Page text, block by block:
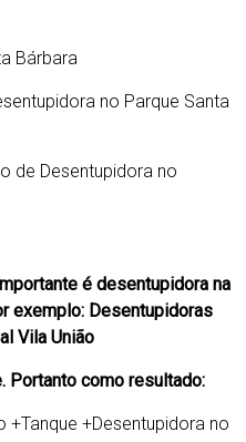
Bárbara
no Parque Santa
de Desentupidora no
é desentupidora na
exemplo: Desentupidoras
Vila União
Portanto como resultado:
+Tanque +Desentupidora no